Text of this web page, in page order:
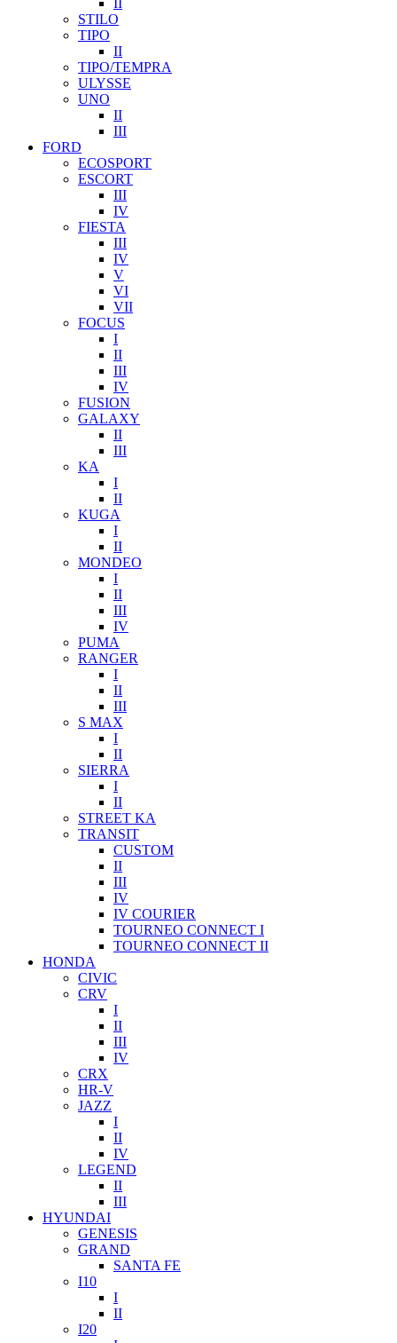
STILO
TIPO
II
TIPO/TEMPRA
ULYSSE
UNO
II
III
FORD
ECOSPORT
ESCORT
III
IV
FIESTA
III
IV
V
VI
VII
FOCUS
I
II
III
IV
FUSION
GALAXY
II
III
KA
I
II
KUGA
I
II
MONDEO
I
II
III
IV
PUMA
RANGER
I
II
III
S MAX
I
II
SIERRA
I
II
STREET KA
TRANSIT
CUSTOM
II
III
IV
IV COURIER
TOURNEO CONNECT I
TOURNEO CONNECT II
HONDA
CIVIC
CRV
I
II
III
IV
CRX
HR-V
JAZZ
I
II
IV
LEGEND
II
III
HYUNDAI
GENESIS
GRAND
SANTA FE
I10
I
II
I20